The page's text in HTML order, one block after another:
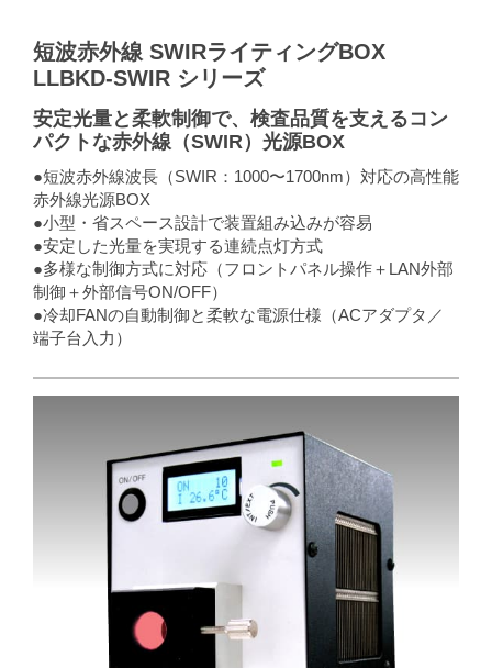
短波赤外線 SWIRライティングBOX
LLBKD-SWIR シリーズ
安定光量と柔軟制御で、検査品質を支えるコン
パクトな赤外線（SWIR）光源BOX
●短波赤外線波長（SWIR：1000〜1700nm）対応の高性能
赤外線光源BOX
●小型・省スペース設計で装置組み込みが容易
●安定した光量を実現する連続点灯方式
●多様な制御方式に対応（フロントパネル操作＋LAN外部
制御＋外部信号ON/OFF）
●冷却FANの自動制御と柔軟な電源仕様（ACアダプタ／
端子台入力）